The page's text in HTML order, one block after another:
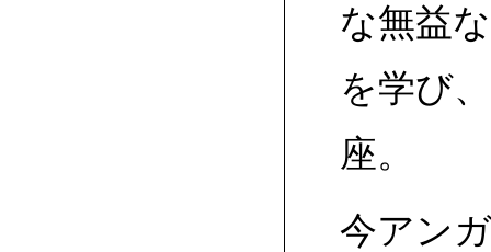
な無益
を学び
座。
今アン